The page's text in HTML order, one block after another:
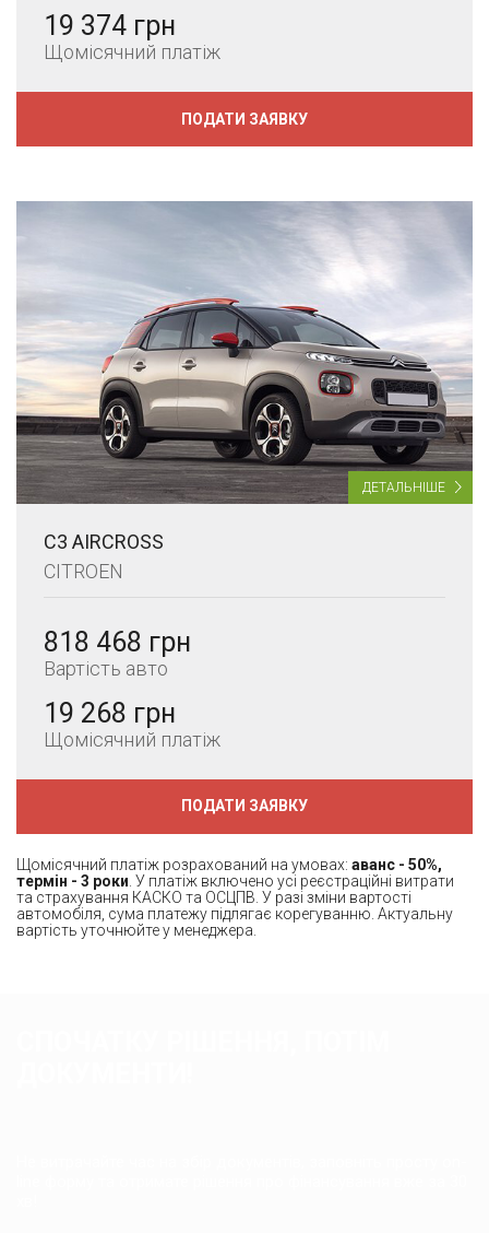
19 374 грн
Щомісячний платіж
ПОДАТИ ЗАЯВКУ
ДЕТАЛЬНІШЕ
C3 AIRCROSS
CITROEN
818 468 грн
Вартість авто
19 268 грн
Щомісячний платіж
ПОДАТИ ЗАЯВКУ
Щомісячний платіж розрахований на умовах: аванс - 50%,
термін - 3 роки . У платіж включено усі реєстраційні витрати
та страхування КАСКО та ОСЦПВ. У разі зміни вартості
автомобіля, сума платежу підлягає корегуванню. Актуальну
вартість уточнюйте у менеджера.